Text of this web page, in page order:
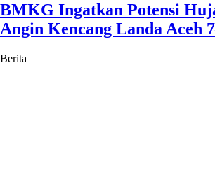
BMKG Ingatkan Potensi
Angin Kencang Landa Aceh
Berita